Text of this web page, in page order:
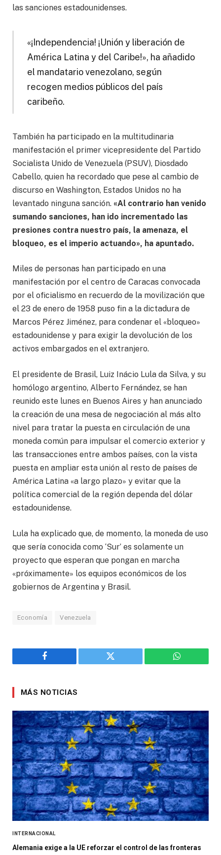
las sanciones estadounidenses.
«¡Independencia! ¡Unión y liberación de
América Latina y del Caribe!», ha añadido
el mandatario venezolano, según
recogen medios públicos del país
caribeño.
También ha participado en la multitudinaria
manifestación el primer vicepresidente del Partido
Socialista Unido de Venezuela (PSUV), Diosdado
Cabello, quien ha recordado que pese al cambio de
discurso en Washington, Estados Unidos no ha
levantado ninguna sanción. «Al contrario han venido
sumando sanciones, han ido incrementado las
presiones contra nuestro país, la amenaza, el
bloqueo, es el imperio actuando», ha apuntado.
Miles de personas han participado en una
manifestación por el centro de Caracas convocada
por el oficialismo en recuerdo de la movilización que
el 23 de enero de 1958 puso fin a la dictadura de
Marcos Pérez Jiménez, para condenar el «bloqueo»
estadounidense y para exigir la devolución de los
activos embargados en el extranjero.
El presidente de Brasil, Luiz Inácio Lula da Silva, y su
homólogo argentino, Alberto Fernández, se han
reunido este lunes en Buenos Aires y han anunciado
la creación de una mesa de negociación al más alto
nivel para tratar la puesta en circulación de una
moneda común para impulsar el comercio exterior y
las transacciones entre ambos países, con la vista
puesta en ampliar esta unión al resto de países de
América Latina «a largo plazo» y evitar que la
política comercial de la región dependa del dólar
estadounidense.
Lula ha explicado que, de momento, la moneda de uso
que sería conocida como ‘Sur’ es solamente un
proyecto que esperan que pongan en marcha
«próximamente» los equipos económicos de los
gobiernos de Argentina y Brasil.
Economía Venezuela
Facebook Twitter WhatsApp
MÁS NOTICIAS
INTERNACIONAL
Alemania exige a la UE reforzar el control de las fronteras